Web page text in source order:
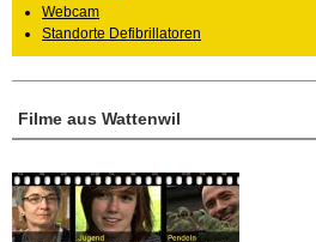
Filme aus Wattenwil
Webcam
Standorte Defibrillatoren